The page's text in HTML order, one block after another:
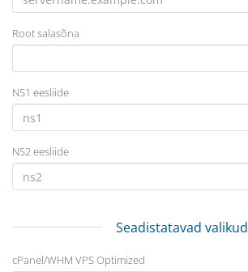
Root salasõna
NS1 eesliide
NS2 eesliide
Seadistatavad valikud
cPanel/WHM VPS Optimized